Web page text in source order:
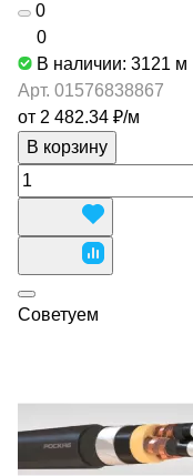
0
0
В наличии: 3121 м
Арт. 01576838867
от 2 482.34 ₽/м
В корзину
Советуем